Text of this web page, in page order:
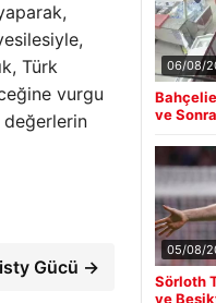
Türk
vurgu
değerlerin
Gücü →
06/08/
ve
05/08/
Sörloth
ve